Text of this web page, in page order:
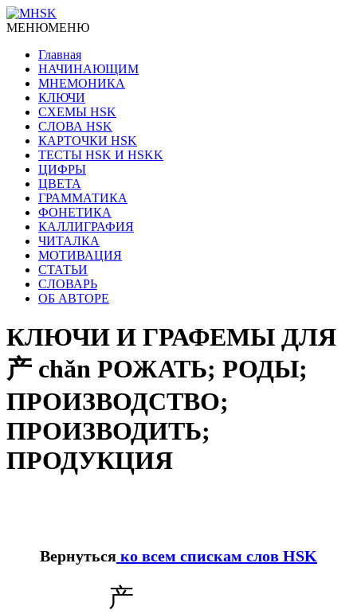
МЕНЮМЕНЮ
Главная
НАЧИНАЮЩИМ
МНЕМОНИКА
КЛЮЧИ
СХЕМЫ HSK
СЛОВА HSK
КАРТОЧКИ HSK
ТЕСТЫ HSK И HSKK
ЦИФРЫ
ЦВЕТА
ГРАММАТИКА
ФОНЕТИКА
КАЛЛИГРАФИЯ
ЧИТАЛКА
МОТИВАЦИЯ
СТАТЬИ
СЛОВАРЬ
ОБ АВТОРЕ
КЛЮЧИ И ГРАФЕМЫ ДЛЯ
产 chǎn РОЖАТЬ; РОДЫ;
ПРОИЗВОДСТВО;
ПРОИЗВОДИТЬ;
ПРОДУКЦИЯ
Вернуться ко всем спискам слов HSK
产